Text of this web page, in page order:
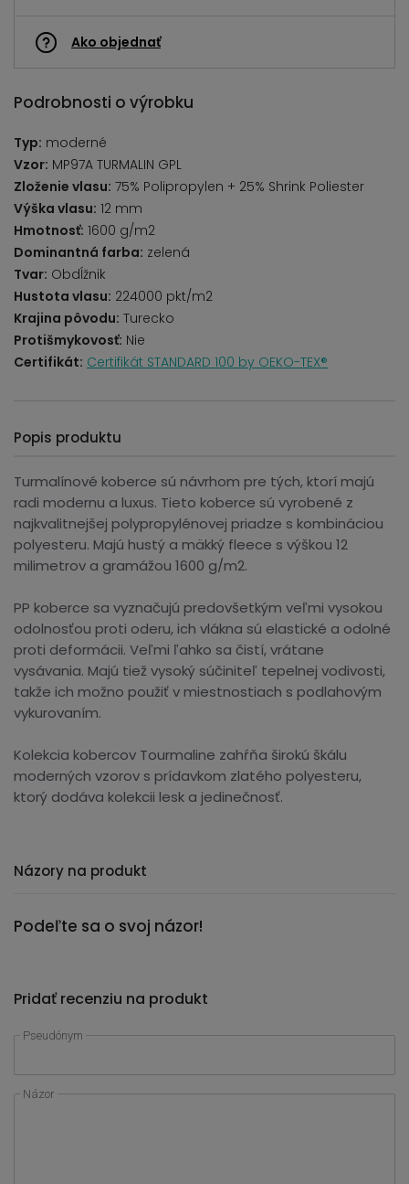
Ako objednať
Podrobnosti o výrobku
Typ: moderné
Vzor: MP97A TURMALIN GPL
Zloženie vlasu: 75% Polipropylen + 25% Shrink Poliester
Výška vlasu: 12 mm
Hmotnosť: 1600 g/m2
Dominantná farba: zelená
Tvar: Obdĺžnik
Hustota vlasu: 224000 pkt/m2
Krajina pôvodu: Turecko
Protišmykovosť: Nie
Certifikát: Certifikát STANDARD 100 by OEKO-TEX®
Popis produktu
Turmalínové koberce sú návrhom pre tých, ktorí majú
radi modernu a luxus. Tieto koberce sú vyrobené z
najkvalitnejšej polypropylénovej priadze s kombináciou
polyesteru. Majú hustý a mäkký fleece s výškou 12
milimetrov a gramážou 1600 g/m2.
PP koberce sa vyznačujú predovšetkým veľmi vysokou
odolnosťou proti oderu, ich vlákna sú elastické a odolné
proti deformácii. Veľmi ľahko sa čistí, vrátane
vysávania. Majú tiež vysoký súčiniteľ tepelnej vodivosti,
takže ich možno použiť v miestnostiach s podlahovým
vykurovaním.
Kolekcia kobercov Tourmaline zahŕňa širokú škálu
moderných vzorov s prídavkom zlatého polyesteru,
ktorý dodáva kolekcii lesk a jedinečnosť.
Názory na produkt
Podeľte sa o svoj názor!
Pridať recenziu na produkt
Pseudónym
Názor